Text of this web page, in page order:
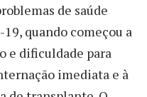
de saúde
quando começou a
e dificuldade para
imediata e à